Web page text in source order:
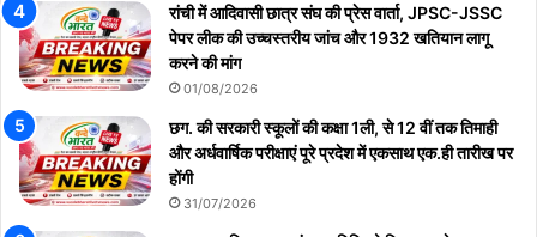
रांची में आदिवासी छात्र संघ की प्रेस वार्ता, JPSC-JSSC
पेपर लीक की उच्चस्तरीय जांच और 1932 खतियान लागू
करने की मांग
01/08/2026
छग. की सरकारी स्कूलों की कक्षा 1ली, से 12 वीं तक तिमाही
और अर्धवार्षिक परीक्षाएं पूरे प्रदेश में एकसाथ एक.ही तारीख पर
होंगी
31/07/2026